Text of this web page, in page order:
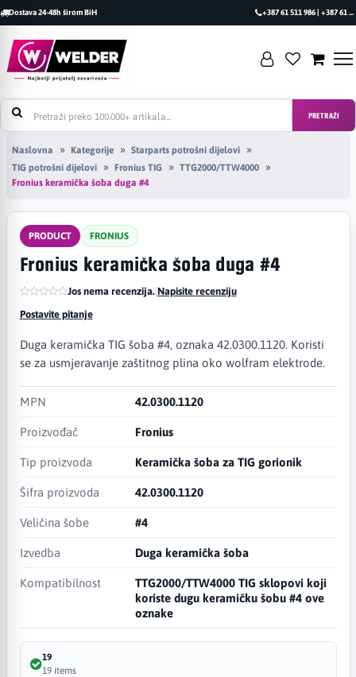
Dostava 24-48h širom BiH +387 61 511 986 | +387 61 493 470
PRETRAŽI
Naslovna Kategorije
Starparts potrošni dijelovi
TIG potrošni dijelovi
Fronius TIG
TTG2000/TTW4000
Fronius keramička šoba duga #4
PRODUCT FRONIUS
Fronius keramička šoba duga #4
Jos nema recenzija.|Napisite recenziju
Postavite pitanje
Duga keramička TIG šoba #4, oznaka 42.0300.1120. Koristi
se za usmjeravanje zaštitnog plina oko wolfram elektrode.
MPN 42.0300.1120
Proizvođač Fronius
Tip proizvoda Keramička šoba za TIG gorionik
Šifra proizvoda 42.0300.1120
Veličina šobe #4
Izvedba Duga keramička šoba
Kompatibilnost
TTG2000/TTW4000 TIG sklopovi koji
koriste dugu keramičku šobu #4 ove
oznake
19
19 items